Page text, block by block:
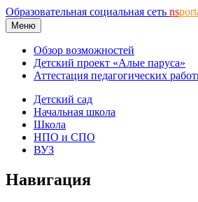
Образовательная социальная сеть ns
Меню
Обзор возможностей
Детский проект «Алые паруса»
Аттестация педагогических
Детский сад
Начальная школа
Школа
НПО и СПО
ВУЗ
Навигация